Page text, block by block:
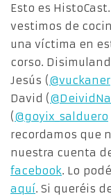
Esto es
vestimos de
una víctima en
corso.
Jesús (@vuckaner
David (
(@goyix_salduero
recordamos que
nuestra cuenta
facebook. Lo
aquí. Si queréis